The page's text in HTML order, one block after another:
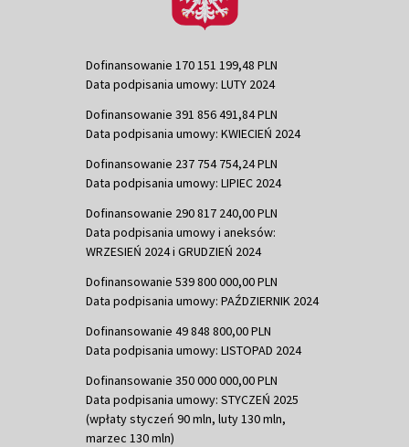
Dofinansowanie 170 151 199,48 PLN
Data podpisania umowy: LUTY 2024
Dofinansowanie 391 856 491,84 PLN
Data podpisania umowy: KWIECIEŃ 2024
Dofinansowanie 237 754 754,24 PLN
Data podpisania umowy: LIPIEC 2024
Dofinansowanie 290 817 240,00 PLN
Data podpisania umowy i aneksów:
WRZESIEŃ 2024 i GRUDZIEŃ 2024
Dofinansowanie 539 800 000,00 PLN
Data podpisania umowy: PAŹDZIERNIK 2024
Dofinansowanie 49 848 800,00 PLN
Data podpisania umowy: LISTOPAD 2024
Dofinansowanie 350 000 000,00 PLN
Data podpisania umowy: STYCZEŃ 2025
(wpłaty styczeń 90 mln, luty 130 mln,
marzec 130 mln)